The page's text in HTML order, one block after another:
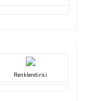
Renklendirici